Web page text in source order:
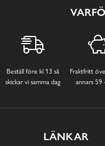
Beställ före kl 13 så
skickar vi samma dag
Fraktfritt
annars 59
LÄNKAR